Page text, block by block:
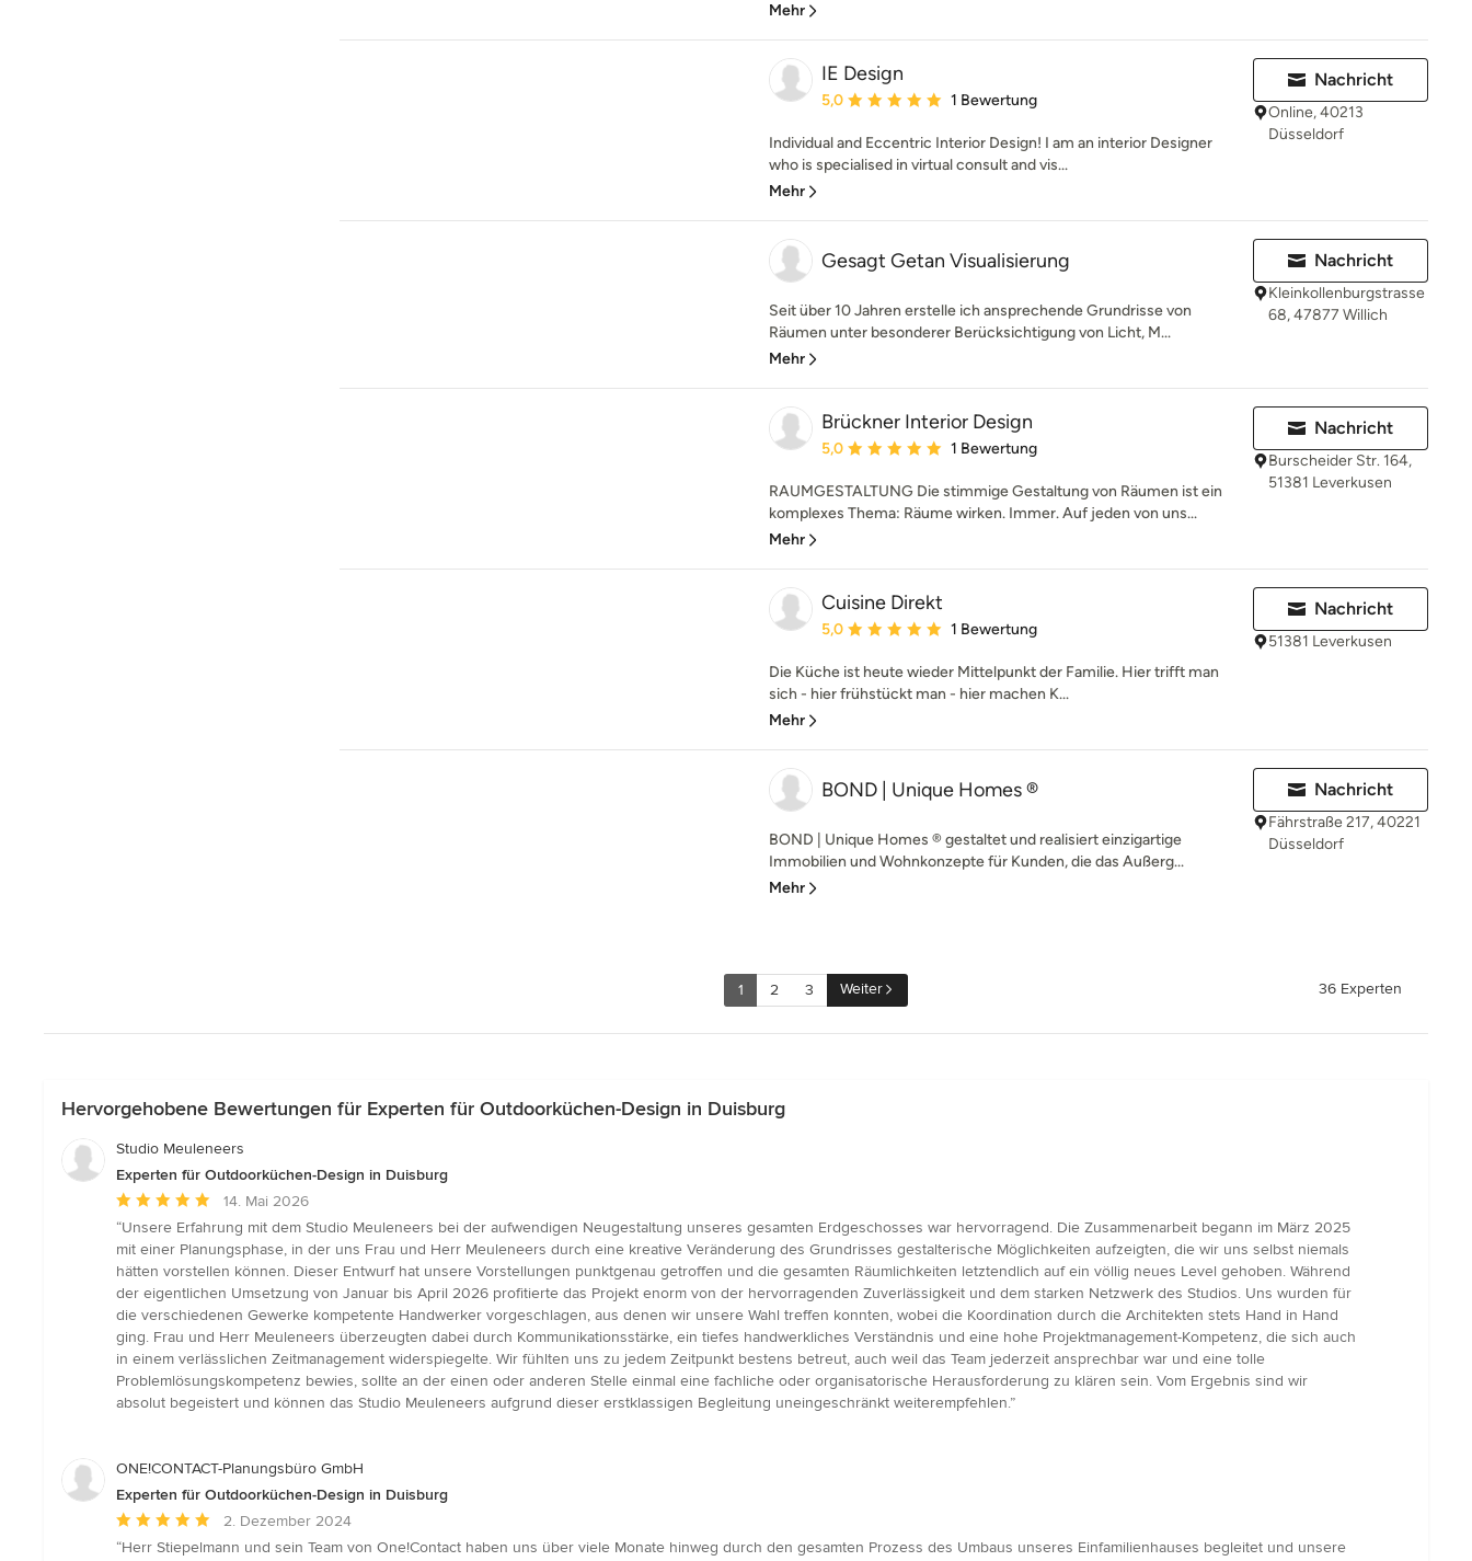
Mehr
IE Design
Durchschnittliche Bewertung: 5 von 5 Sternen
5,0 1 Bewertung
Individual and Eccentric Interior Design! I am an interior Designer
who is specialised in virtual consult and vis...
Mehr
Nachricht
Online, 40213
Düsseldorf
Gesagt Getan Visualisierung
Seit über 10 Jahren erstelle ich ansprechende Grundrisse von
Räumen unter besonderer Berücksichtigung von Licht, M...
Mehr
Nachricht
Kleinkollenburgstrasse
68, 47877 Willich
Brückner Interior Design
Durchschnittliche Bewertung: 5 von 5 Sternen
5,0 1 Bewertung
RAUMGESTALTUNG Die stimmige Gestaltung von Räumen ist ein
komplexes Thema: Räume wirken. Immer. Auf jeden von uns...
Mehr
Nachricht
Burscheider Str. 164,
51381 Leverkusen
Cuisine Direkt
Durchschnittliche Bewertung: 5 von 5 Sternen
5,0 1 Bewertung
Die Küche ist heute wieder Mittelpunkt der Familie. Hier trifft man
sich - hier frühstückt man - hier machen K...
Mehr
Nachricht
51381 Leverkusen
BOND | Unique Homes ®
BOND | Unique Homes ® gestaltet und realisiert einzigartige
Immobilien und Wohnkonzepte für Kunden, die das Außerg...
Mehr
Nachricht
Fährstraße 217, 40221
Düsseldorf
1 2 3 Weiter 36 Experten
Hervorgehobene Bewertungen für Experten für Outdoorküchen-Design in Duisburg
Studio Meuleneers
Experten für Outdoorküchen-Design in Duisburg
Durchschnittliche
Bewertung:
5
von
5
Sternen
14. Mai 2026
“Unsere Erfahrung mit dem Studio Meuleneers bei der aufwendigen Neugestaltung unseres gesamten Erdgeschosses war hervorragend. Die Zusammenarbeit begann im März 2025
mit einer Planungsphase, in der uns Frau und Herr Meuleneers durch eine kreative Veränderung des Grundrisses gestalterische Möglichkeiten aufzeigten, die wir uns selbst niemals
hätten vorstellen können. Dieser Entwurf hat unsere Vorstellungen punktgenau getroffen und die gesamten Räumlichkeiten letztendlich auf ein völlig neues Level gehoben. Während
der eigentlichen Umsetzung von Januar bis April 2026 profitierte das Projekt enorm von der hervorragenden Zuverlässigkeit und dem starken Netzwerk des Studios. Uns wurden für
die verschiedenen Gewerke kompetente Handwerker vorgeschlagen, aus denen wir unsere Wahl treffen konnten, wobei die Koordination durch die Architekten stets Hand in Hand
ging. Frau und Herr Meuleneers überzeugten dabei durch Kommunikationsstärke, ein tiefes handwerkliches Verständnis und eine hohe Projektmanagement-Kompetenz, die sich auch
in einem verlässlichen Zeitmanagement widerspiegelte. Wir fühlten uns zu jedem Zeitpunkt bestens betreut, auch weil das Team jederzeit ansprechbar war und eine tolle
Problemlösungskompetenz bewies, sollte an der einen oder anderen Stelle einmal eine fachliche oder organisatorische Herausforderung zu klären sein. Vom Ergebnis sind wir
absolut begeistert und können das Studio Meuleneers aufgrund dieser erstklassigen Begleitung uneingeschränkt weiterempfehlen.”
ONE!CONTACT-Planungsbüro GmbH
Experten für Outdoorküchen-Design in Duisburg
Durchschnittliche
Bewertung:
2. Dezember 2024
“Herr Stiepelmann und sein Team von One!Contact haben uns über viele Monate hinweg durch den gesamten Prozess des Umbaus unseres Einfamilienhauses begleitet und unsere